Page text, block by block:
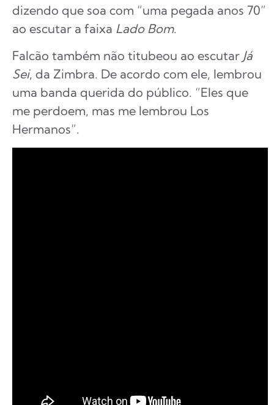
dizendo que soa com “uma pegada anos 70”
ao escutar a faixa Lado Bom.
Falcão também não titubeou ao escutar Já
Sei, da Zimbra. De acordo com ele, lembrou
uma banda querida do público. “Eles que
me perdoem, mas me lembrou Los
Hermanos”.